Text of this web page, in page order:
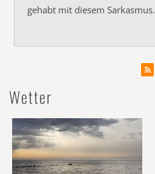
gehabt mit diesem Sarkasmus.
Wetter